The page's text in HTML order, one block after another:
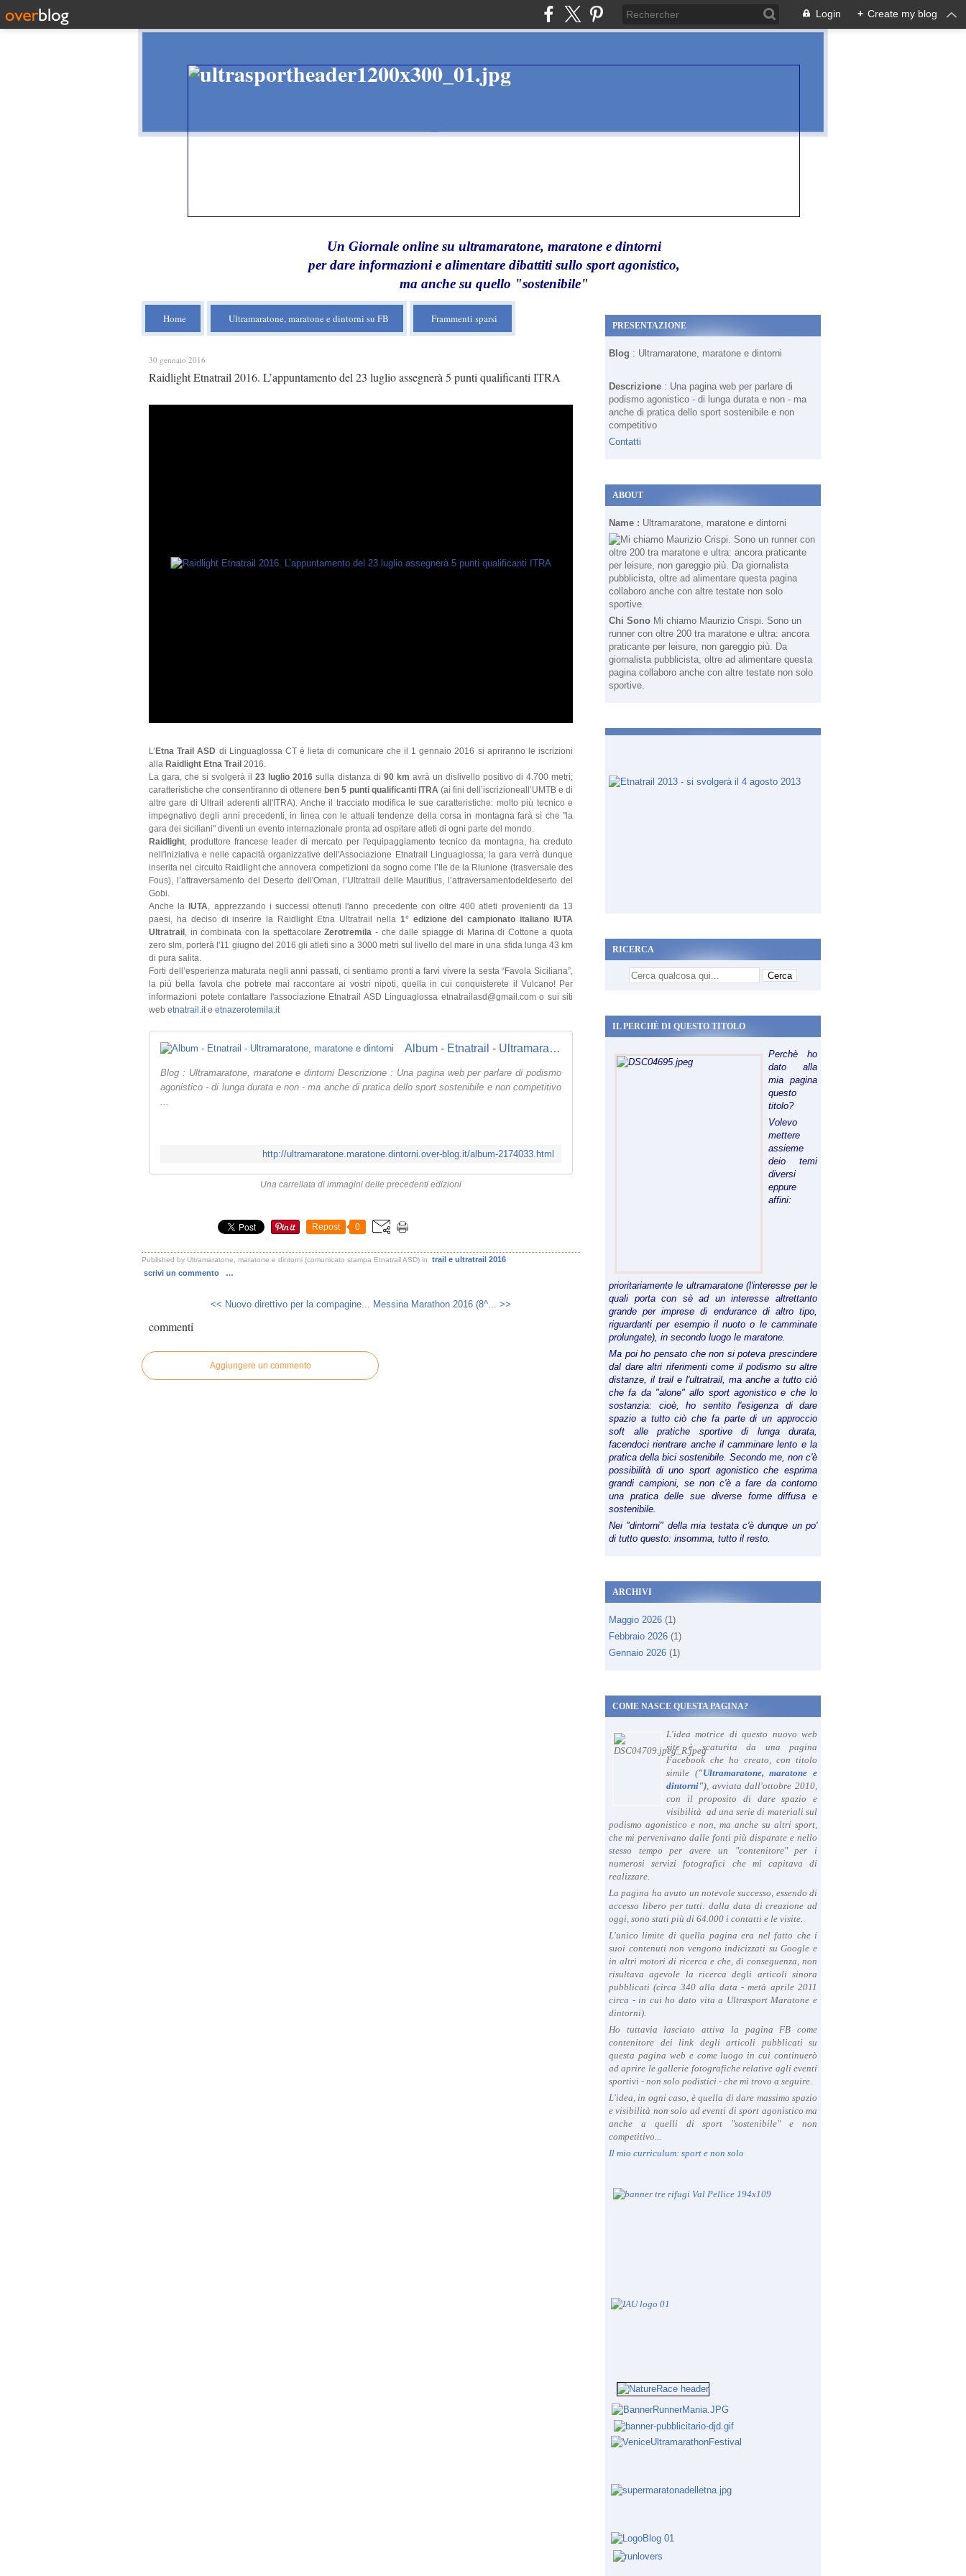
Login + Create my blog
Un Giornale online su ultramaratone, maratone e dintorni
per dare informazioni e alimentare dibattiti sullo sport agonistico,
ma anche su quello "sostenibile"
Home Ultramaratone, maratone e dintorni su FB Frammenti sparsi
30 gennaio 2016
Raidlight Etnatrail 2016. L’appuntamento del 23 luglio assegnerà 5 punti qualificanti ITRA
L’Etna Trail ASD di Linguaglossa CT è lieta di comunicare che il 1 gennaio 2016 si apriranno le iscrizioni
alla Raidlight Etna Trail 2016.
La gara, che si svolgerà il23 luglio 2016 sulla distanza di 90 km avrà un dislivello positivo di 4.700 metri;
caratteristiche che consentiranno di ottenereben 5 punti qualificanti ITRA (ai fini dell’iscrizioneall’UMTB e di
altre gare di Ultrail aderenti all'ITRA). Anche il tracciato modifica le sue caratteristiche: molto più tecnico e
impegnativo degli anni precedenti, in linea con le attuali tendenze della corsa in montagna farà sì che "la
gara dei siciliani" diventi un evento internazionale pronta ad ospitare atleti di ogni parte del mondo.
Raidlight , produttore francese leader di mercato per l'equipaggiamento tecnico da montagna, ha creduto
nell'iniziativa e nelle capacità organizzative dell'Associazione Etnatrail Linguaglossa; la gara verrà dunque
inserita nel circuito Raidlight che annovera competizioni da sogno come l’Ile de la Riunione (trasversale des
Fous), l’attraversamento del Deserto dell'Oman, l’Ultratrail delle Mauritius, l’attraversamentodeldeserto del
Gobi.
Anche la IUTA
, apprezzando i successi ottenuti l'anno precedente con oltre 400 atleti provenienti da 13
paesi, ha deciso di inserire la Raidlight Etna Ultratrail nella 1° edizione del campionato italiano IUTA
Ultratrail , in combinata con la spettacolareZerotremila - che dalle spiagge di Marina di Cottone a quota
zero slm, porterà l'11 giugno del 2016 gli atleti sino a 3000 metri sul livello del mare in una sfida lunga 43 km
di pura salita.
Forti dell’esperienza maturata negli anni passati, ci sentiamo pronti a farvi vivere la sesta “Favola Siciliana”,
la più bella favola che potrete mai raccontare ai vostri nipoti, quella in cui conquisterete il Vulcano! Per
informazioni potete contattare l'associazione Etnatrail ASD Linguaglossa etnatrailasd@gmail.com o sui siti
web etnatrail.it e etnazerotemila.it
Album - Etnatrail - Ultramaratone, maratone e dintorni
Blog : Ultramaratone, maratone e dintorni Descrizione : Una pagina web per parlare di podismo
agonistico - di lunga durata e non - ma anche di pratica dello sport sostenibile e non competitivo
http://ultramaratone.maratone.dintorni.over-blog.it/album-2174033.html
Una carrellata di immagini delle precedenti edizioni
Repost 0
Published by Ultramaratone, maratone e dintorni (comunicato stampa Etnatrail ASD) in
trail e ultratrail 2016
scrivi un commento
…
<< Nuovo direttivo per la compagine... Messina Marathon 2016 (8^... >>
commenti
Aggiungere un commento
PRESENTAZIONE
Blog : Ultramaratone, maratone e dintorni
Descrizione : Una pagina web per parlare di
podismo agonistico - di lunga durata e non - ma
anche di pratica dello sport sostenibile e non
competitivo
Contatti
ABOUT
Name : Ultramaratone, maratone e dintorni
Chi Sono Mi chiamo Maurizio Crispi. Sono un
runner con oltre 200 tra maratone e ultra: ancora
praticante per leisure, non gareggio più. Da
giornalista pubblicista, oltre ad alimentare questa
pagina collaboro anche con altre testate non solo
sportive.
RICERCA
IL PERCHÈ DI QUESTO TITOLO
Perchè ho
dato alla
mia pagina
questo
titolo?
Volevo
mettere
assieme
deio temi
diversi
eppure
affini:
prioritariamente le ultramaratone (l'interesse per le
quali porta con sè ad un interesse altrettanto
grande per imprese di endurance di altro tipo,
riguardanti per esempio il nuoto o le camminate
prolungate), in secondo luogo le maratone.
Ma poi ho pensato che non si poteva prescindere
dal dare altri riferimenti come il podismo su altre
distanze, il trail e l'ultratrail, ma anche a tutto ciò
che fa da "alone" allo sport agonistico e che lo
sostanzia: cioè, ho sentito l'esigenza di dare
spazio a tutto ciò che fa parte di un approccio
soft alle pratiche sportive di lunga durata,
facendoci rientrare anche il camminare lento e la
pratica della bici sostenibile. Secondo me, non c'è
possibilità di uno sport agonistico che esprima
grandi campioni, se non c'è a fare da contorno
una pratica delle sue diverse forme diffusa e
sostenibile.
Nei "dintorni" della mia testata c'è dunque un po'
di tutto questo: insomma, tutto il resto.
ARCHIVI
Maggio 2026 (1)
Febbraio 2026 (1)
Gennaio 2026 (1)
COME NASCE QUESTA PAGINA?
L'idea motrice di questo nuovo web
site è scaturita da una pagina
Facebook che ho creato, con titolo
simile ("Ultramaratone, maratone e
dintorni"), avviata dall'ottobre 2010,
con il proposito di dare spazio e
visibilità ad una serie di materiali sul
podismo agonistico e non, ma anche su altri sport,
che mi pervenivano dalle fonti più disparate e nello
stesso tempo per avere un "contenitore" per i
numerosi servizi fotografici che mi capitava di
realizzare.
La pagina ha avuto un notevole successo, essendo di
accesso libero per tutti: dalla data di creazione ad
oggi, sono stati più di 64.000 i contatti e le visite.
L'unico limite di quella pagina era nel fatto che i
suoi contenuti non vengono indicizzati su Google e
in altri motori di ricerca e che, di conseguenza, non
risultava agevole la ricerca degli articoli sinora
pubblicati (circa 340 alla data - metà aprile 2011
circa - in cui ho dato vita a Ultrasport Maratone e
dintorni).
Ho tuttavia lasciato attiva la pagina FB come
contenitore dei link degli articoli pubblicati su
questa pagina web e come luogo in cui continuerò
ad aprire le gallerie fotografiche relative agli eventi
sportivi - non solo podistici - che mi trovo a seguire.
L'idea, in ogni caso, è quella di dare massimo spazio
e visibilità non solo ad eventi di sport agonistico ma
anche a quelli di sport "sostenibile" e non
competitivo...
Il mio curriculum: sport e non solo